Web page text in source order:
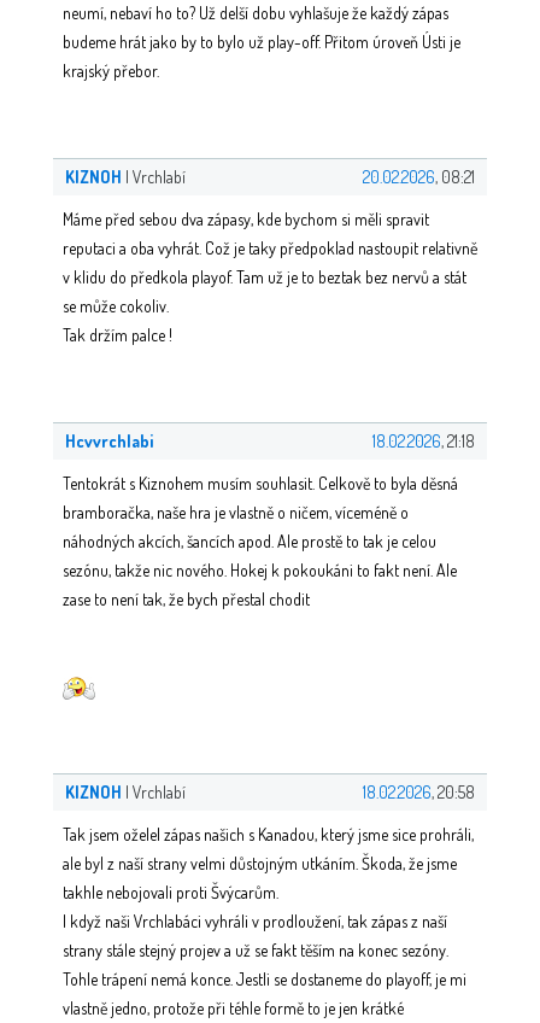
neumí, nebaví ho to? Už delší dobu vyhlašuje že každý zápas
budeme hrát jako by to bylo už play-off. Přitom úroveň Ústi je
krajský přebor.
KIZNOH | Vrchlabí 20.02.2026, 08:21
Máme před sebou dva zápasy, kde bychom si měli spravit
reputaci a oba vyhrát. Což je taky předpoklad nastoupit relativně
v klidu do předkola playof. Tam už je to beztak bez nervů a stát
se může cokoliv.
Tak držím palce !
Hcvvrchlabi 18.02.2026, 21:18
Tentokrát s Kiznohem musím souhlasit. Celkově to byla děsná
bramboračka, naše hra je vlastně o ničem, víceméně o
náhodných akcích, šancích apod. Ale prostě to tak je celou
sezónu, takže nic nového. Hokej k pokoukáni to fakt není. Ale
zase to není tak, že bych přestal chodit
KIZNOH | Vrchlabí 18.02.2026, 20:58
Tak jsem oželel zápas našich s Kanadou, který jsme sice prohráli,
ale byl z naší strany velmi důstojným utkáním. Škoda, že jsme
takhle nebojovali proti Švýcarům.
I když naši Vrchlabáci vyhráli v prodloužení, tak zápas z naší
strany stále stejný projev a už se fakt těším na konec sezóny.
Tohle trápení nemá konce. Jestli se dostaneme do playoff, je mi
vlastně jedno, protože při téhle formě to je jen krátké